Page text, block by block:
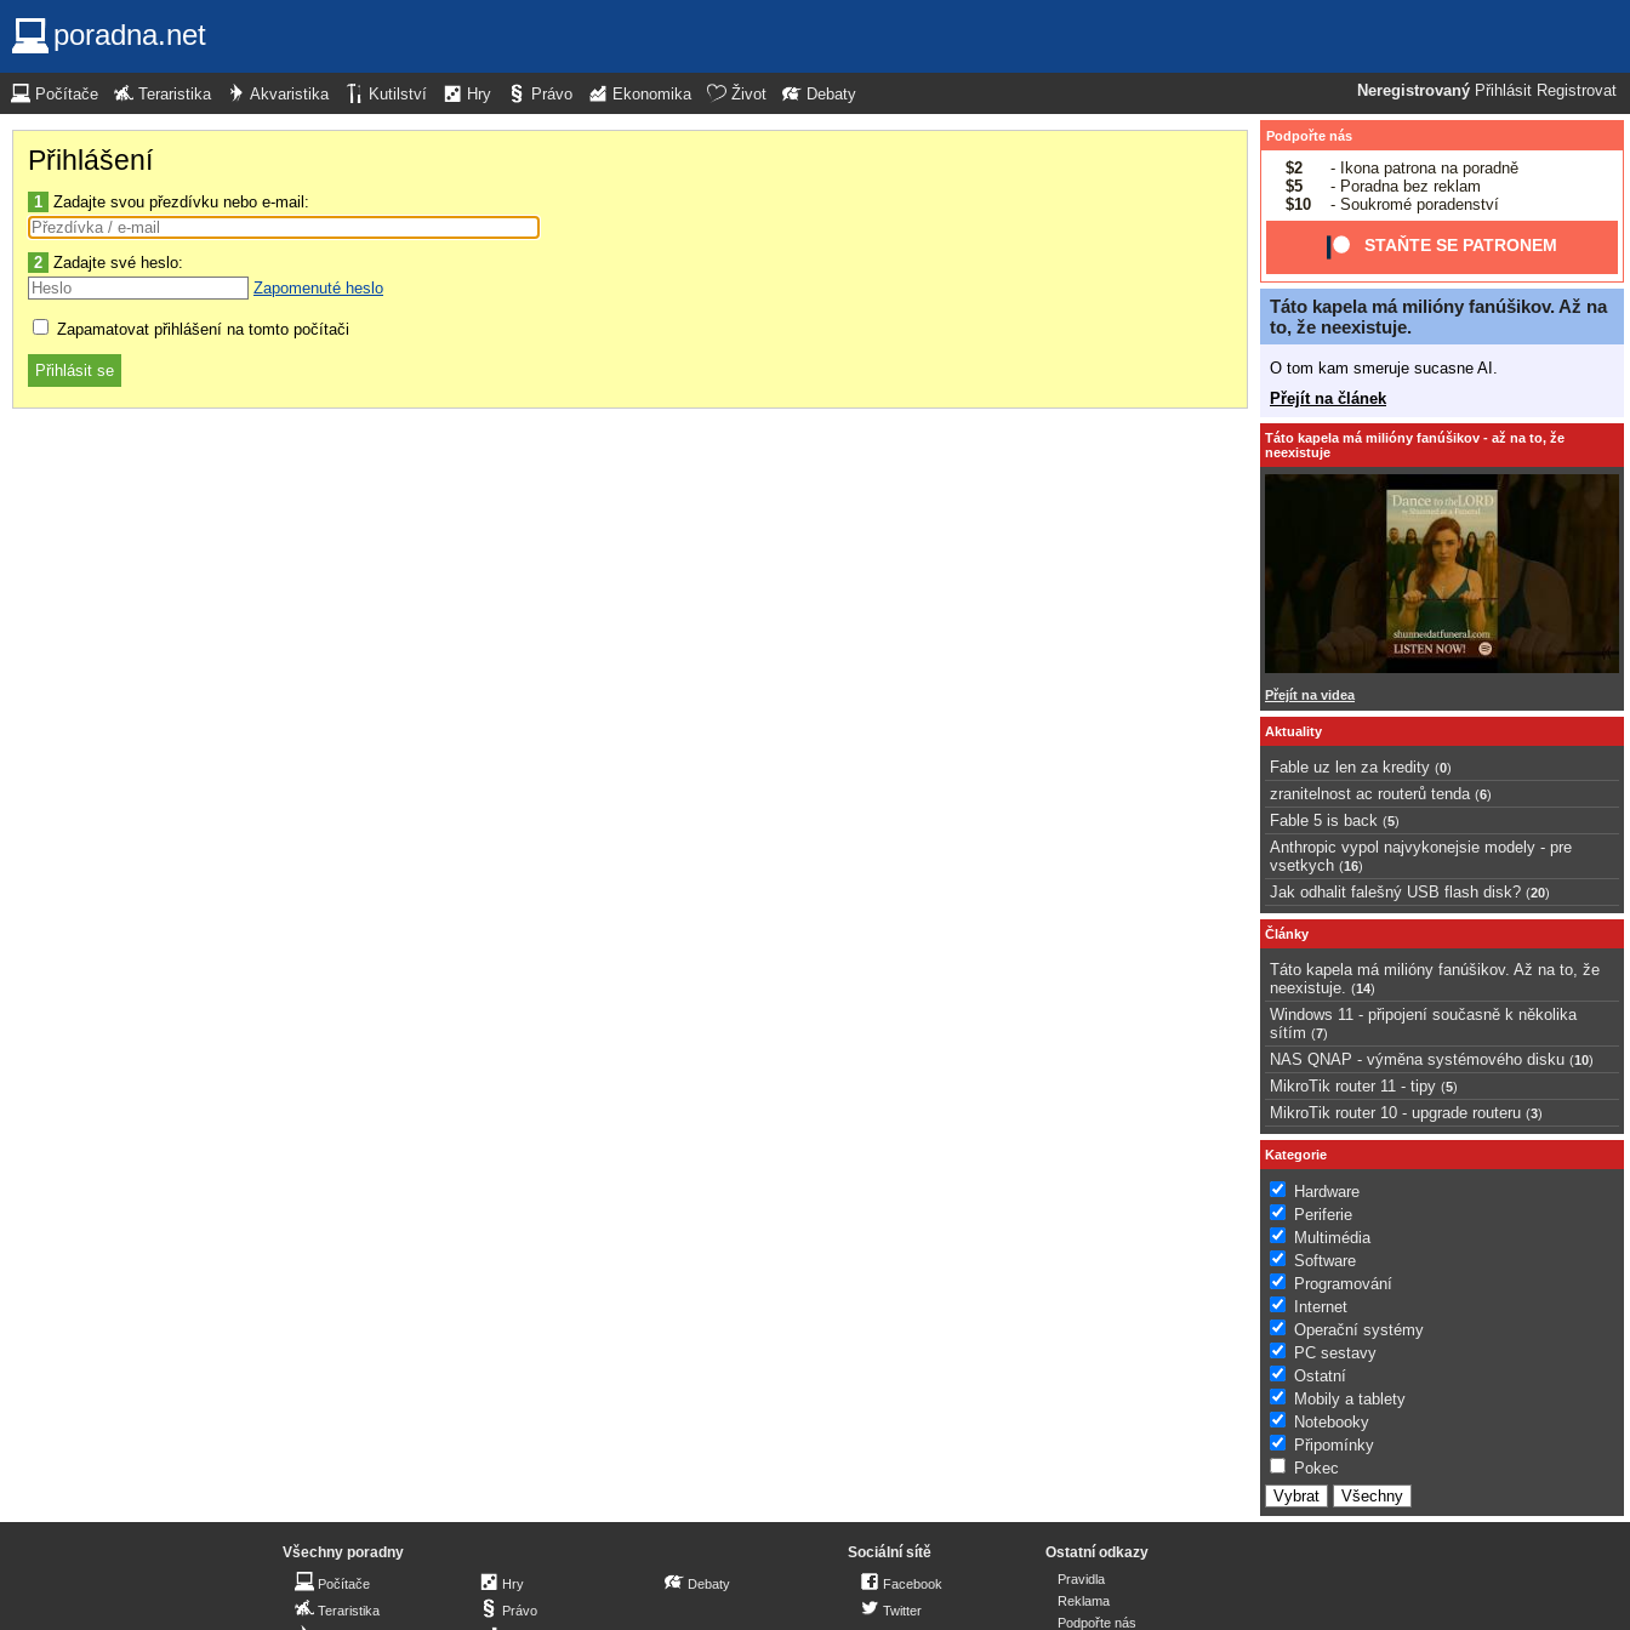
poradna.net
Neregistrovaný Přihlásit Registrovat
Počítače Teraristika Akvaristika Kutilství Hry Právo Ekonomika Život Debaty
Přihlášení
1 Zadajte svou přezdívku nebo e-mail:
2 Zadajte své heslo:
Zapomenuté heslo
Zapamatovat přihlášení na tomto počítači
Podpořte nás
$2
- Ikona patrona na poradně
$5
- Poradna bez reklam
$10
- Soukromé poradenství
STAŇTE SE PATRONEM
Táto kapela má milióny fanúšikov. Až na
to, že neexistuje.
O tom kam smeruje sucasne AI.
Přejít na článek
Táto kapela má milióny fanúšikov - až na to, že
neexistuje
Přejít na videa
Aktuality
Fable uz len za kredity (0)
zranitelnost ac routerů tenda (6)
Fable 5 is back (5)
Anthropic vypol najvykonejsie modely - pre
vsetkych (16)
Jak odhalit falešný USB flash disk? (20)
Články
Táto kapela má milióny fanúšikov. Až na to, že
neexistuje.
(14)
Windows 11 - připojení současně k několika
sítím (7)
NAS QNAP - výměna systémového disku (10)
MikroTik router 11 - tipy (5)
MikroTik router 10 - upgrade routeru (3)
Kategorie
Hardware
Periferie
Multimédia
Software
Programování
Internet
Operační systémy
PC sestavy
Ostatní
Mobily a tablety
Notebooky
Připomínky
Pokec
Všechny poradny
Počítače
Teraristika
Hry
Právo
Debaty
Sociální sítě
Facebook
Twitter
Ostatní odkazy
Pravidla
Reklama
Podpořte nás